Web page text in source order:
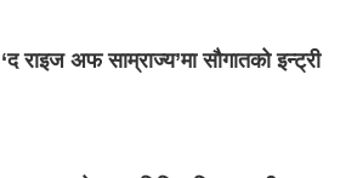
‘द राइज अफ साम्राज्य’मा सौगातको इन्ट्री